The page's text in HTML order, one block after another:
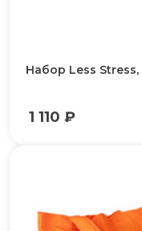
Набор Less
1 110 ₽